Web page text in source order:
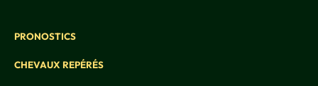
PRONOSTICS
CHEVAUX REPÉRÉS